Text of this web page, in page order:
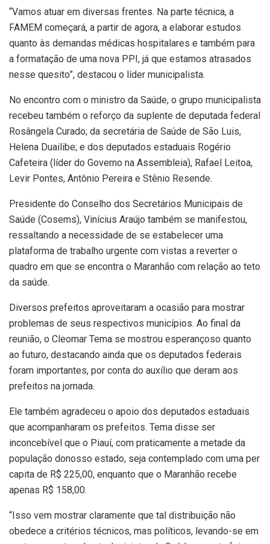
“Vamos atuar em diversas frentes. Na parte técnica, a
FAMEM começará, a partir de agora, a elaborar estudos
quanto às demandas médicas hospitalares e também para
a formatação de uma nova PPI, já que estamos atrasados
nesse quesito”, destacou o líder municipalista.
No encontro com o ministro da Saúde, o grupo municipalista
recebeu também o reforço da suplente de deputada federal
Rosângela Curado; da secretária de Saúde de São Luis,
Helena Duailibe; e dos deputados estaduais Rogério
Cafeteira (líder do Governo na Assembleia), Rafael Leitoa,
Levir Pontes, Antônio Pereira e Stênio Resende.
Presidente do Conselho dos Secretários Municipais de
Saúde (Cosems), Vinícius Araújo também se manifestou,
ressaltando a necessidade de se estabelecer uma
plataforma de trabalho urgente com vistas a reverter o
quadro em que se encontra o Maranhão com relação ao teto
da saúde.
Diversos prefeitos aproveitaram a ocasião para mostrar
problemas de seus respectivos municípios. Ao final da
reunião, o Cleomar Tema se mostrou esperançoso quanto
ao futuro, destacando ainda que os deputados federais
foram importantes, por conta do auxílio que deram aos
prefeitos na jornada.
Ele também agradeceu o apoio dos deputados estaduais
que acompanharam os prefeitos. Tema disse ser
inconcebível que o Piauí, com praticamente a metade da
população donosso estado, seja contemplado com uma per
capita de R$ 225,00, enquanto que o Maranhão recebe
apenas R$ 158,00.
“Isso vem mostrar claramente que tal distribuição não
obedece a critérios técnicos, mas políticos, levando-se em